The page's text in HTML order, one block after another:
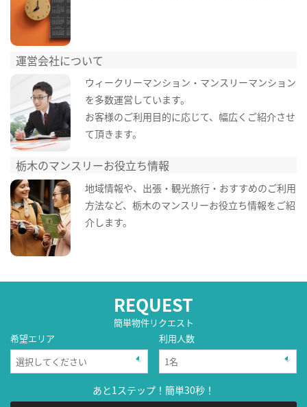
運営会社について
ウィークリーマンション・マンスリーマンション
を多数運営しています。
お客様のご利用目的に応じて、幅広くご紹介させ
て頂きます。
栃木のマンスリーお役立ち情報
地域情報や、出張・観光旅行・おすすめのご利用
方法など、栃木のマンスリーお役立ち情報をご紹
介します。
REQUEST
簡単物件リクエスト
希望エリア
利用人数
あと1ステップ！簡単30秒！